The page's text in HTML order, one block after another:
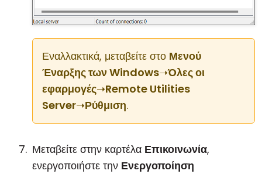
Εναλλακτικά, μεταβείτε στο Μενού
Έναρξης των Windows➝Όλες οι
εφαρμογές➝Remote Utilities
Server➝Ρύθμιση.
Μεταβείτε στην καρτέλα Επικοινωνία,
ενεργοποιήστε την Ενεργοποίηση